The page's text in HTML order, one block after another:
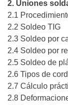
2. Uniones
2.1
2.2 Soldeo TIG
2.3 Soldeo por
2.4 Soldeo por
2.5 Soldeo de
2.6 Tipos de
2.7 Cálculo
2.8